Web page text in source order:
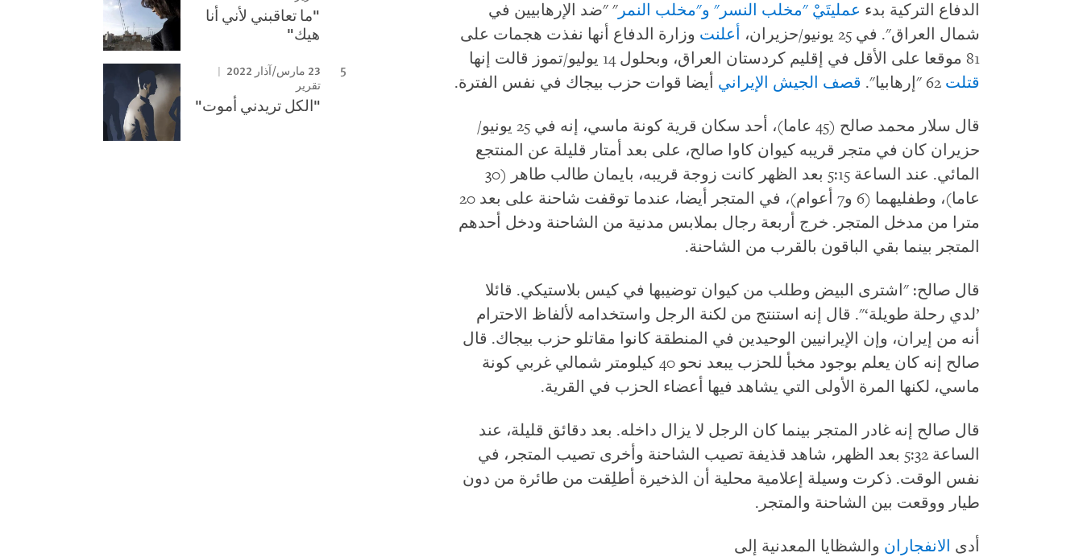
الدفاع التركية بدء عمليتَيْ "مخلب النسر" و"مخلب النمر " "ضد الإرهابيين في
شمال العراق". في 25 يونيو/حزيران،
أعلنت وزارة الدفاع أنها نفذت هجمات على
81 موقعا على الأقل في إقليم كردستان العراق، وبحلول 14 يوليو/تموز قالت إنها
قتلت
قصف الجيش الإيراني أيضا قوات حزب بيجاك في نفس الفترة.
قال سلار محمد صالح (45 عاما)، أحد سكان قرية كونة ماسي، إنه في 25 يونيو/
حزيران كان في متجر قريبه كيوان كاوا صالح، على بعد أمتار قليلة عن المنتجع
المائي. عند الساعة 5:15 بعد الظهر كانت زوجة قريبه، بايمان طالب طاهر (30
عاما)، وطفليهما (6 و7 أعوام)، في المتجر أيضا، عندما توقفت شاحنة على بعد 20
مترا من مدخل المتجر. خرج أربعة رجال بملابس مدنية من الشاحنة ودخل أحدهم
المتجر بينما بقي الباقون بالقرب من الشاحنة.
قال صالح: "اشترى البيض وطلب من كيوان توضيبها في كيس بلاستيكي. قائلا
’لدي رحلة طويلة‘". قال إنه استنتج من لكنة الرجل واستخدامه لألفاظ الاحترام
أنه من إيران، وإن الإيرانيين الوحيدين في المنطقة كانوا مقاتلو حزب بيجاك. قال
صالح إنه كان يعلم بوجود مخبأ للحزب يبعد نحو 40 كيلومتر شمالي غربي كونة
ماسي، لكنها المرة الأولى التي يشاهد فيها أعضاء الحزب في القرية.
قال صالح إنه غادر المتجر بينما كان الرجل لا يزال داخله. بعد دقائق قليلة، عند
الساعة 5:32 بعد الظهر، شاهد قذيفة تصيب الشاحنة وأخرى تصيب المتجر، في
نفس الوقت. ذكرت وسيلة إعلامية محلية أن الذخيرة أطلِقت من طائرة من دون
طيار ووقعت بين الشاحنة والمتجر.
أدى الانفجاران والشظايا المعدنية إلى
"ما تعاقبني لأني أنا
هيك"
23 مارس/آذار 2022
تقرير
"الكل تريدني أموت"